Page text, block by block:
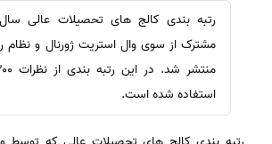
مشترک از سوی وال استریت ژورنال و نظام
استفاده شده است.